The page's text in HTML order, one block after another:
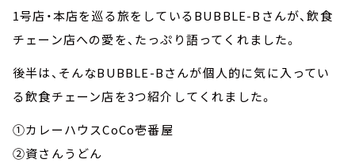
1号店・本店を巡る旅をしているBUBBLE-Bさんが、飲食
チェーン店への愛を、たっぷり語ってくれました。
後半は、そんなBUBBLE-Bさんが個人的に気に入ってい
る飲食チェーン店を3つ紹介してくれました。
①カレーハウスCoCo壱番屋
②資さんうどん